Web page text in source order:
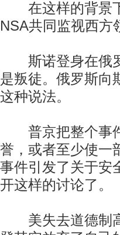
在这样的背景下
NSA共同监视西方
斯诺登身在俄罗
是叛徒。俄罗斯向
这种说法。
普京把整个事件
誉，或者至少使一
事件引发了关于安
开这样的讨论了。
美失去道德制高